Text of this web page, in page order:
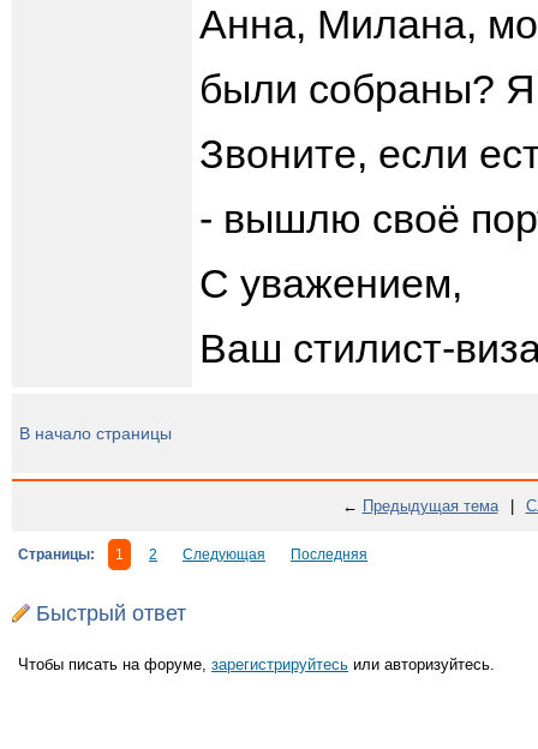
Анна, Милана,
были собраны? Я
Звоните, если
- вышлю своё
С уважением,
Ваш стилист-
В начало страницы
← Предыдущая тема
Страницы: 1 2 Следующая Последняя
Быстрый ответ
Чтобы писать на форуме, зарегистрируйтесь или авторизуйтесь.